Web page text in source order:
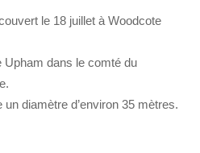
le 18 juillet à Woodcote
Upham dans le comté du
diamètre d’environ 35 mètres.